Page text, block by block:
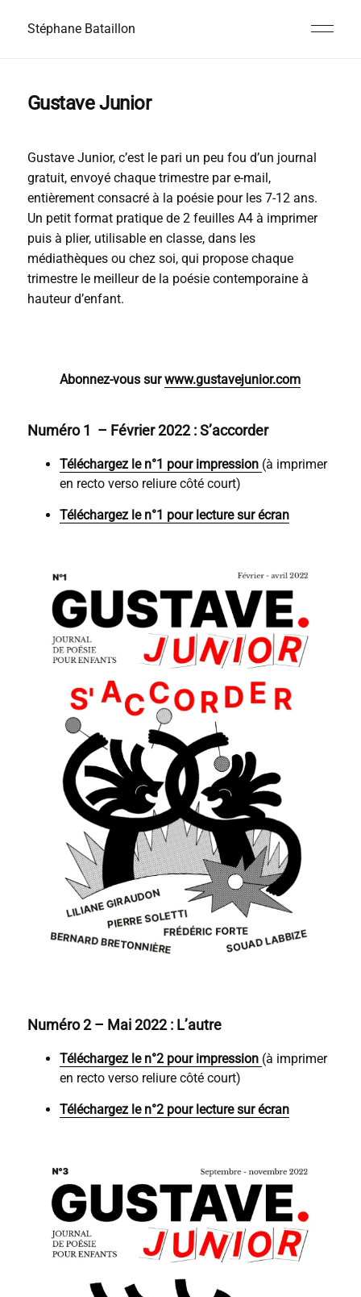
Stéphane Bataillon
Gustave Junior
Gustave Junior, c’est le pari un peu fou d’un journal
gratuit, envoyé chaque trimestre par e-mail,
entièrement consacré à la poésie pour les 7-12 ans.
Un petit format pratique de 2 feuilles A4 à imprimer
puis à plier, utilisable en classe, dans les
médiathèques ou chez soi, qui propose chaque
trimestre le meilleur de la poésie contemporaine à
hauteur d’enfant.
Abonnez-vous surwww.gustavejunior.com
Numéro 1 – Février 2022 : S’accorder
Téléchargez le n°1 pour impression (à imprimer
en recto verso reliure côté court)
Téléchargez le n°1 pour lecture sur écran
Numéro 2 – Mai 2022 : L’autre
Téléchargez le n°2 pour impression (à imprimer
en recto verso reliure côté court)
Téléchargez le n°2 pour lecture sur écran